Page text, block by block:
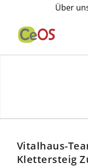
Über
Vitalhaus-
Klettersteig